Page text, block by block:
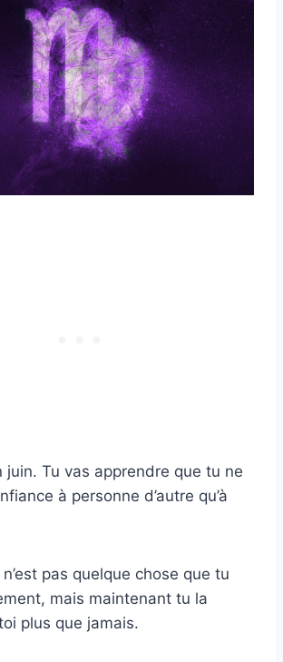
juin. Tu vas apprendre que tu ne
à personne d’autre qu’à
pas quelque chose que tu
mais maintenant tu la
plus que jamais.